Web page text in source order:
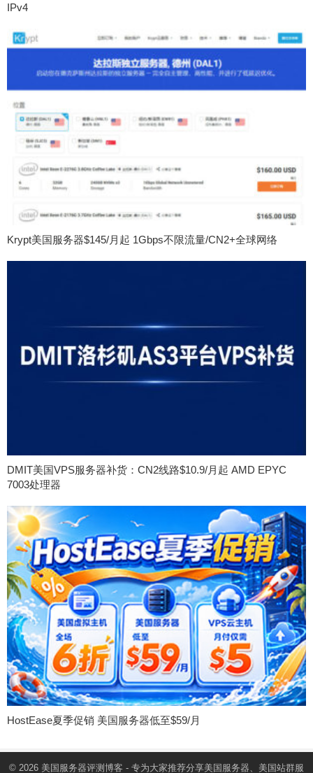
IPv4
Krypt美国服务器$145/月起 1Gbps不限流量/CN2+全球网络
DMIT美国VPS服务器补货：CN2线路$10.9/月起 AMD EPYC
7003处理器
HostEase夏季促销 美国服务器低至$59/月
© 2026 美国服务器评测博客 - 专为大家推荐分享美国服务器、美国站群服